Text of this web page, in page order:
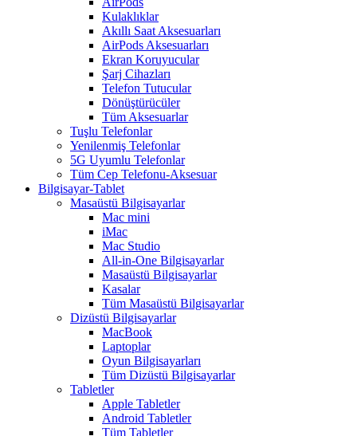
Kulaklıklar
Akıllı Saat Aksesuarları
AirPods Aksesuarları
Ekran Koruyucular
Şarj Cihazları
Telefon Tutucular
Dönüştürücüler
Tüm Aksesuarlar
Tuşlu Telefonlar
Yenilenmiş Telefonlar
5G Uyumlu Telefonlar
Tüm Cep Telefonu-Aksesuar
Bilgisayar-Tablet
Masaüstü Bilgisayarlar
Mac mini
iMac
Mac Studio
All-in-One Bilgisayarlar
Masaüstü Bilgisayarlar
Kasalar
Tüm Masaüstü Bilgisayarlar
Dizüstü Bilgisayarlar
MacBook
Laptoplar
Oyun Bilgisayarları
Tüm Dizüstü Bilgisayarlar
Tabletler
Apple Tabletler
Android Tabletler
Tüm Tabletler